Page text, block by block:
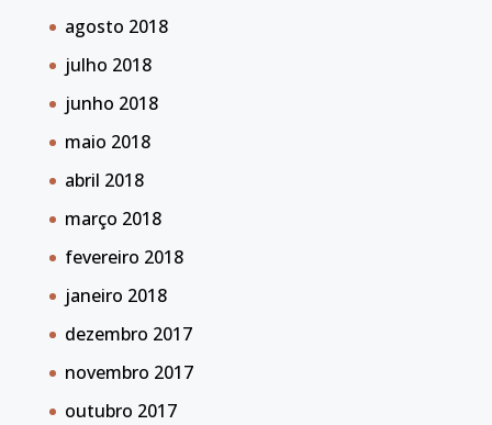
agosto 2018
julho 2018
junho 2018
maio 2018
abril 2018
março 2018
fevereiro 2018
janeiro 2018
dezembro 2017
novembro 2017
outubro 2017